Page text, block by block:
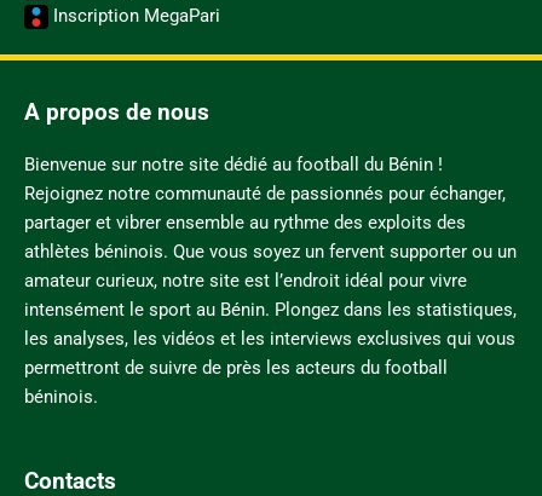
Inscription MegaPari
A propos de nous
Bienvenue sur notre site dédié au football du Bénin !
Rejoignez notre communauté de passionnés pour échanger,
partager et vibrer ensemble au rythme des exploits des
athlètes béninois. Que vous soyez un fervent supporter ou un
amateur curieux, notre site est l’endroit idéal pour vivre
intensément le sport au Bénin. Plongez dans les statistiques,
les analyses, les vidéos et les interviews exclusives qui vous
permettront de suivre de près les acteurs du football
béninois.
Contacts